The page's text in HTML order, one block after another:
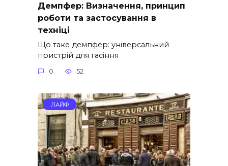
Демпфер: Визначення, принцип
роботи та застосування в
техніці
Що таке демпфер: універсальний
пристрій для гасіння
0 52
ЛАЙФ